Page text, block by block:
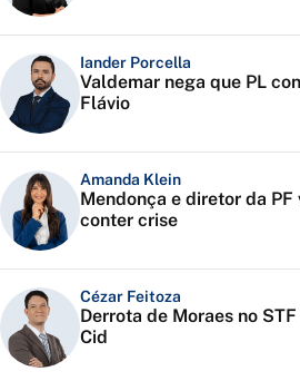
Iander Porcella
Valdemar nega que PL
Flávio
Amanda Klein
Mendonça e diretor da PF
conter crise
Cézar Feitoza
Derrota de Moraes no
Cid